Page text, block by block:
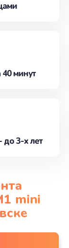
минут
до 3-х лет
mini